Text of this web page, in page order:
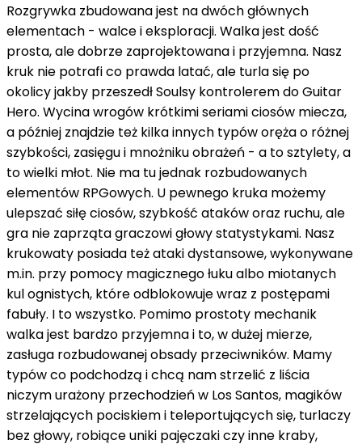
Rozgrywka zbudowana jest na dwóch głównych
elementach - walce i eksploracji. Walka jest dość
prosta, ale dobrze zaprojektowana i przyjemna. Nasz
kruk nie potrafi co prawda latać, ale turla się po
okolicy jakby przeszedł Soulsy kontrolerem do Guitar
Hero. Wycina wrogów krótkimi seriami ciosów miecza,
a później znajdzie też kilka innych typów oręża o różnej
szybkości, zasięgu i mnożniku obrażeń - a to sztylety, a
to wielki młot. Nie ma tu jednak rozbudowanych
elementów RPGowych. U pewnego kruka możemy
ulepszać siłę ciosów, szybkość ataków oraz ruchu, ale
gra nie zaprząta graczowi głowy statystykami. Nasz
krukowaty posiada też ataki dystansowe, wykonywane
m.in. przy pomocy magicznego łuku albo miotanych
kul ognistych, które odblokowuje wraz z postępami
fabuły. I to wszystko. Pomimo prostoty mechanik
walka jest bardzo przyjemna i to, w dużej mierze,
zasługa rozbudowanej obsady przeciwników. Mamy
typów co podchodzą i chcą nam strzelić z liścia
niczym urażony przechodzień w Los Santos, magików
strzelających pociskiem i teleportujących się, turlaczy
bez głowy, robiące uniki pajęczaki czy inne kraby,